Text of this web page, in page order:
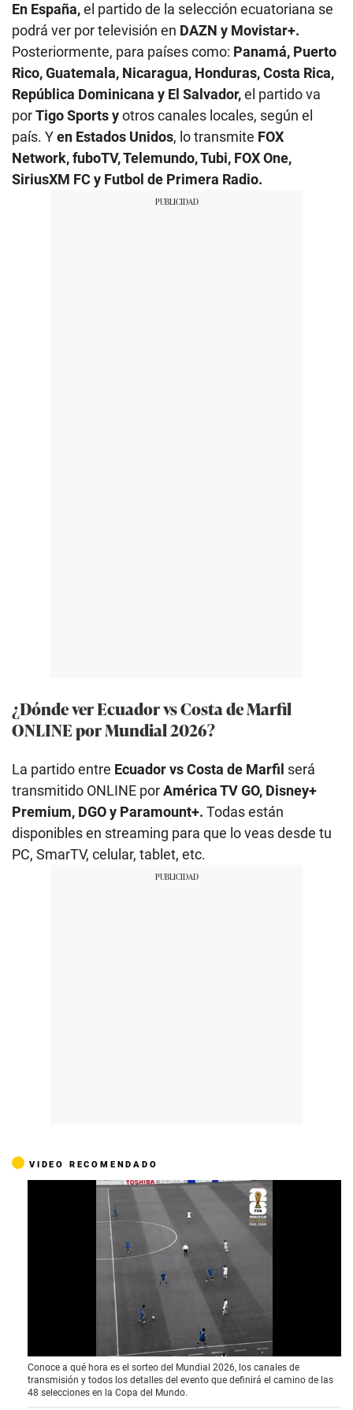
En España,el partido de la selección ecuatoriana se
podrá ver por televisión en DAZN y Movistar+.
Posteriormente, para países como: Panamá, Puerto
Rico, Guatemala, Nicaragua, Honduras, Costa Rica,
República Dominicana y El Salvador,el partido va
porTigo Sports yotros canales locales, según el
país. Yen Estados Unidos, lo transmite FOX
Network, fuboTV, Telemundo, Tubi, FOX One,
SiriusXM FC y Futbol de Primera Radio.
¿Dónde ver Ecuador vs Costa de Marfil
ONLINE por Mundial 2026?
La partido entre Ecuador vs Costa de Marfil será
transmitido ONLINE porAmérica TV GO, Disney+
Premium, DGO y Paramount+. Todas están
disponibles en streaming para que lo veas desde tu
PC, SmarTV, celular, tablet, etc.
VIDEO RECOMENDADO
0
o
f
4
Conoce a qué hora es el sorteo del Mundial 2026, los canales de
transmisión y todos los detalles del evento que definirá el camino de las
48 selecciones en la Copa del Mundo.